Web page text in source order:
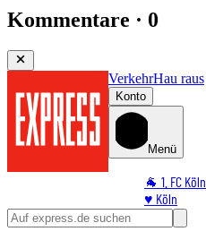
Kommentare · 0
VerkehrHau raus
Konto
Menü
🐐 1. FC Köln
♥️ Köln
⭐ Promi